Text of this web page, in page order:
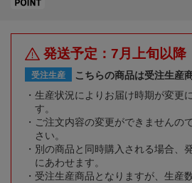
発送予定：7月上旬以降
受注生産
こちらの商品は受注生産
生産状況によりお届け時期が変更
す。
ご注文内容の変更ができませんの
さい。
別の商品と同時購入される場合、
にあわせます。
受注生産商品となりますが、生産